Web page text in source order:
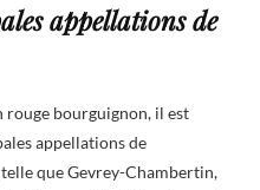
appellations de
bourguignon, il est
appellations de
que Gevrey-Chambertin,